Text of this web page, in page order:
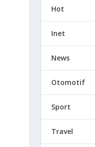
Hot
Inet
News
Otomotif
Sport
Travel